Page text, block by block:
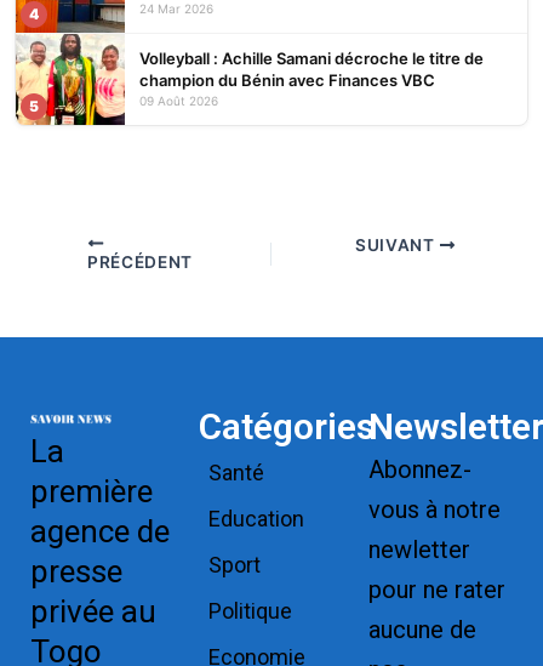
4 24 Mar 2026
5
Volleyball : Achille Samani décroche le titre de
champion du Bénin avec Finances VBC
09 Août 2026
PRÉCÉDENT
SUIVANT
La
première
agence de
presse
privée au
Togo
Catégories
Santé
Education
Sport
Politique
Economie
Newsletter
Abonnez-
vous à notre
newletter
pour ne rater
aucune de